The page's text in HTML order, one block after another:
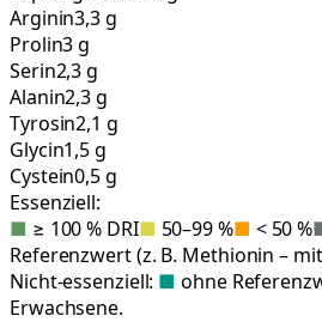
Arginin3,3 g
Prolin3 g
Serin2,3 g
Alanin2,3 g
Tyrosin2,1 g
Glycin1,5 g
Cystein0,5 g
Essenziell:
■ ≥ 100 % DRI■ 50–99 %■ < 50 %
Referenzwert (z. B. Methionin –
Nicht-essenziell: ■ ohne
Erwachsene.